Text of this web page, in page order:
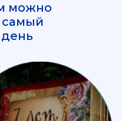
можно
самый